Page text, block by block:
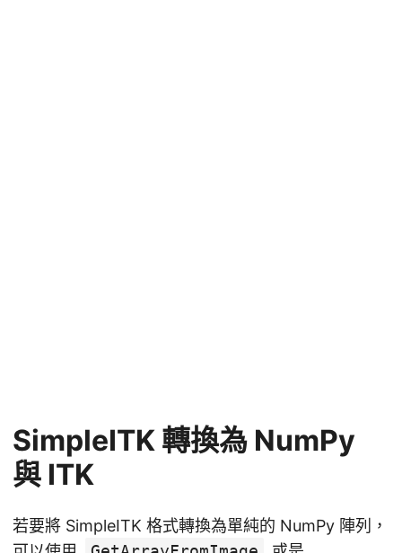
SimpleITK 轉換為 NumPy
與 ITK
若要將 SimpleITK 格式轉換為單純的 NumPy 陣列，